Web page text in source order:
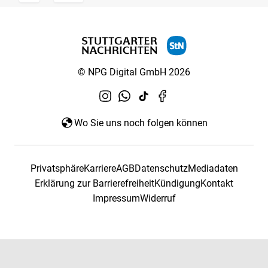
© NPG Digital GmbH 2026
Wo Sie uns noch folgen können
PrivatsphäreKarriereAGBDatenschutzMediadaten
Erklärung zur BarrierefreiheitKündigungKontakt
ImpressumWiderruf